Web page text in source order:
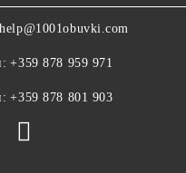
help@1001obuvki.com
+359 878 959 971
+359 878 801 903